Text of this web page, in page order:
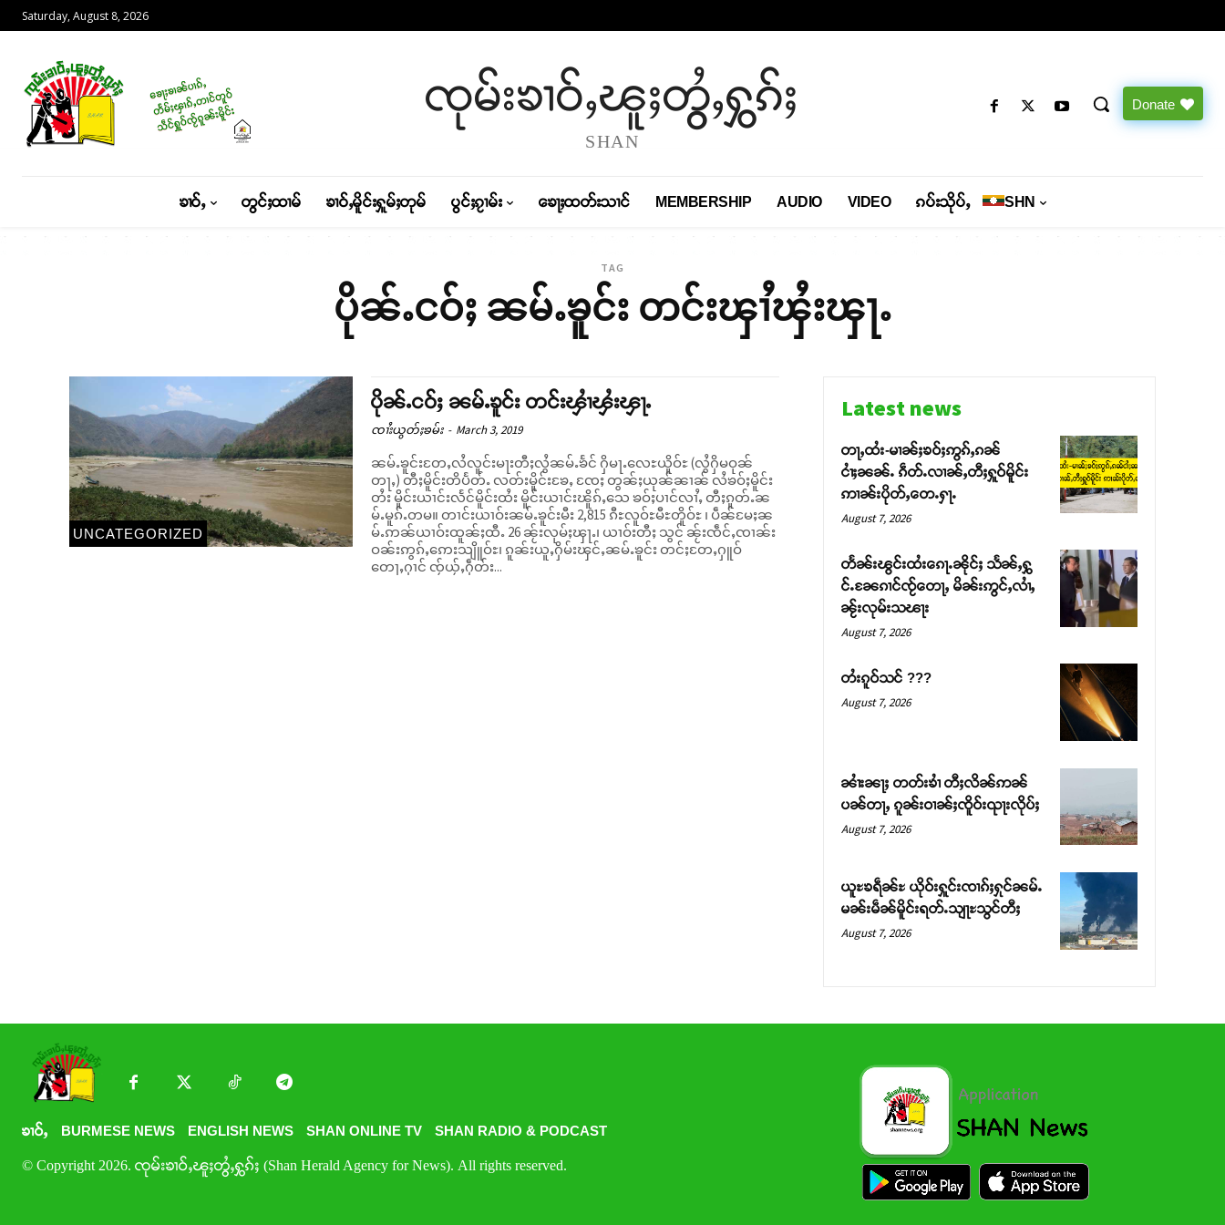
Saturday, August 8, 2026
ၸုမ်းၶၢဝ်ႇၽူႈတွႆႇႁွၵ်ႈ
SHAN
Donate
ၶၢဝ်ႇ တွင်ႈထၢမ် ၶၢဝ်ႇမိူင်းႁူမ်ႈတုမ် ပွင်ႈၵႂၢမ်း ၶေႃႈထတ်းသၢင် MEMBERSHIP AUDIO VIDEO ၵပ်းသိုပ်ႇ SHN
TAG
ပိုၼ်ႉငဝ်ႈ ၼမ်ႉၶူင်း တင်းၾၢႆၾႆးၾႃႉ
UNCATEGORIZED
ပိုၼ်ႉငဝ်ႈ ၼမ်ႉၶူင်း တင်းၾၢႆၾႆးၾႃႉ
ၸၢႆးယွတ်ႈၶမ်း - March 3, 2019
ၼမ်ႉၶူင်းတႄႇလႆလူင်းမႃးတီႈလွႆၼမ်ႉၶႅင် ႁိမႃႉလေႊယိူဝ်ႊ (လွႆႁိမဝုၼ်
တႃႇ) တီႈမိူင်းတိပႅတ်ႉ လတ်းမိူင်းၶႄႇ ၸႄႈ တွၼ်ႈယုၼ်ၼၢၼ် လႆၶဝ်ႈမိူင်း
တႆး မိူင်းယၢင်းလႅင်မိူင်းထႆး မိူင်းယၢင်းၽိူၵ်ႇသေ ၶဝ်ႈပၢင်လၢႆႇ တီႈၵူတ်ႉၼ
မ်ႉမူၵ်ႉတမ။ တၢင်းယၢဝ်းၼမ်ႉၶူင်းမီး 2,815 ၵီႊလူဝ်ႊမီႊတိူဝ်ႊ ၊ ပဵၼ်မႄႈၼ
မ်ႉဢၼ်ယၢဝ်းထူၼ်ႈထီႉ 26 ၼႂ်းလုမ်ႈၾႃႉ၊ ယၢဝ်းတီႈ သွင် ၼႂ်းၸဵင်ႇၸၢၼ်း
ဝၼ်းဢွၵ်ႇဢေးသျိူဝ်ႊ၊ ၵူၼ်းယူႇႁိမ်းၾင်ႇၼမ်ႉၶူင်း တင်ႈတႄႇႁူဝ်
တေႃႇႁၢင် ၸႂ်ယႂ်ႇႁဵတ်း...
Latest news
တႃႇထႆး-မၢၼ်ႈၶဝ်ႈဢွၵ်ႇၵၼ်
ငၢႆႈၼၼ်ႉ ၵဵတ်ႉလၢၼ်ႇတီႈႁူဝ်မိူင်း
ဢၢၼ်းပိုတ်ႇတေႉႁႃႉ
August 7, 2026
တႅၼ်းၽွင်းထႆးၵေႃႉၼိုင်ႈ သႅၼ်ႇႁွ
င်ႉၼႄၵၢင်ၸႂ်တေႃႇ မိၼ်းဢွင်ႇလၢႆႇ
ၼႂ်းလုမ်းသၽႃး
August 7, 2026
တႆးၵူဝ်သင် ???
August 7, 2026
ၼၢႆးၼႃႈ တတ်းၶၢႆ တီႈလိၼ်ဢၼ်
ပၼ်တႃႇ ၵူၼ်းဝၢၼ်ႈၸိူဝ်းၺႃးလိုပ်ႈ
August 7, 2026
ယူႊၶရဵၼ်ႊ ယိုဝ်းႁူင်းၸၢၵ်ႈႁုင်ၼမ်ႉ
မၼ်းမဵၼ်မိူင်းရတ်ႉသျႃႊသွင်တီႈ
August 7, 2026
ၶၢဝ်ႇ BURMESE NEWS ENGLISH NEWS SHAN ONLINE TV SHAN RADIO & PODCAST
© Copyright 2026. ၸုမ်းၶၢဝ်ႇၽူႈတွႆႇႁွၵ်ႈ (Shan Herald Agency for News). All rights reserved.